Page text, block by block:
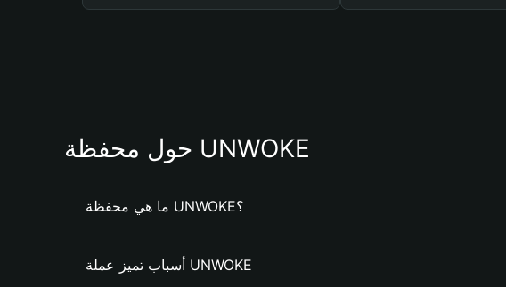
حول محفظة UNWOKE
ما هي محفظة UNWOKE؟
أسباب تميز عملة UNWOKE